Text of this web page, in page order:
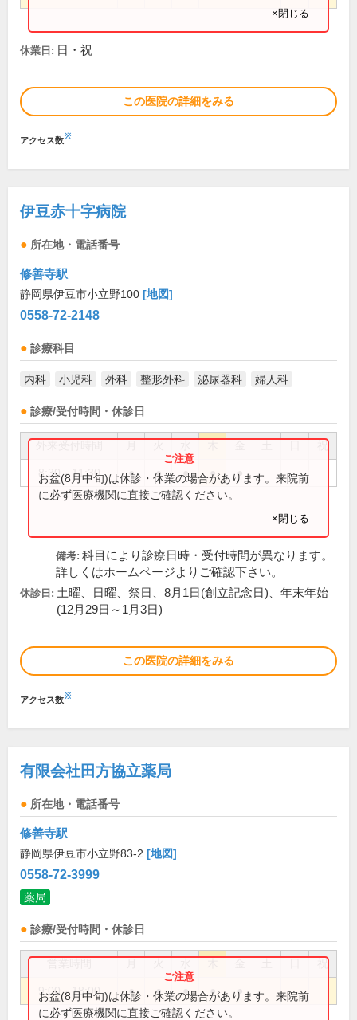
×閉じる
休業日: 日・祝
この医院の詳細をみる
アクセス数※
伊豆赤十字病院
所在地・電話番号
修善寺駅
静岡県伊豆市小立野100 [地図]
0558-72-2148
診療科目
内科 小児科 外科 整形外科 泌尿器科 婦人科
診療/受付時間・休診日
祝
8:30～11:30 ● ● ● ● ●
お盆(8月中旬)は休診・休業の場合があります。来院前
に必ず医療機関に直接ご確認ください。
×閉じる
備考: 科目により診療日時・受付時間が異なります。
詳しくはホームページよりご確認下さい。
休診日: 土曜、日曜、祭日、8月1日(創立記念日)、年末年始
(12月29日～1月3日)
この医院の詳細をみる
アクセス数※
有限会社田方協立薬局
所在地・電話番号
修善寺駅
静岡県伊豆市小立野83-2 [地図]
0558-72-3999
薬局
診療/受付時間・休診日
祝
9:00～18:00 ● ● ● ● ●
お盆(8月中旬)は休診・休業の場合があります。来院前
に必ず医療機関に直接ご確認ください。